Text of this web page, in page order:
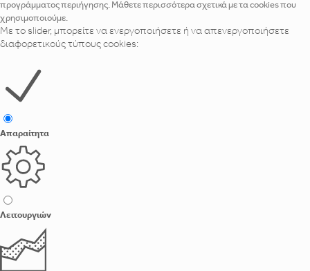
προγράμματος περιήγησης. Μάθετε περισσότερα σχετικά με τα cookies που
χρησιμοποιούμε.
Με το slider, μπορείτε να ενεργοποιήσετε ή να απενεργοποιήσετε
διαφορετικούς τύπους cookies:
Απαραίτητα
Λειτουργιών